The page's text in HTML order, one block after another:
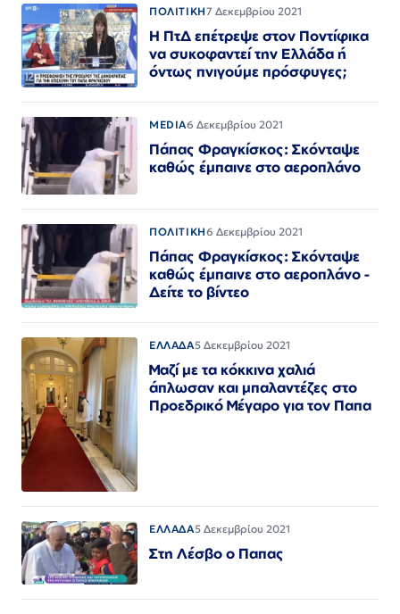
ΠΟΛΙΤΙΚΗ7 Δεκεμβρίου 2021
Η ΠτΔ επέτρεψε στον Ποντίφικα
να συκοφαντεί την Ελλάδα ή
όντως πνιγούμε πρόσφυγες;
MEDIA6 Δεκεμβρίου 2021
Πάπας Φραγκίσκος: Σκόνταψε
καθώς έμπαινε στο αεροπλάνο
ΠΟΛΙΤΙΚΗ6 Δεκεμβρίου 2021
Πάπας Φραγκίσκος: Σκόνταψε
καθώς έμπαινε στο αεροπλάνο -
Δείτε το βίντεο
ΕΛΛΑΔΑ5 Δεκεμβρίου 2021
Μαζί με τα κόκκινα χαλιά
άπλωσαν και μπαλαντέζες στο
Προεδρικό Μέγαρο για τον Παπα
ΕΛΛΑΔΑ5 Δεκεμβρίου 2021
Στη Λέσβο ο Παπας